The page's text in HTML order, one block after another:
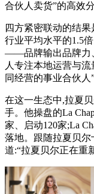
合伙人卖货”的高效分
四方紧密联动的结果
行业平均水平的1.5
——品牌输出品牌力
人专注本地运营与
同经营的事业合伙人”
在这一生态中,拉夏
手。他操盘的La
家、启动120家;La
落地。跟随拉夏贝
道:“拉夏贝尔正在重